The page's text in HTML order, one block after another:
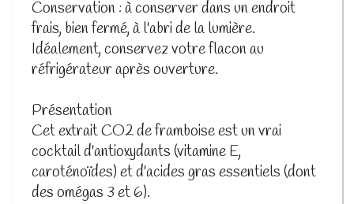
Conservation : à conserver dans un endroit
frais, bien fermé, à l'abri de la lumière.
Idéalement, conservez votre flacon au
réfrigérateur après ouverture.
Présentation
Cet extrait CO2 de framboise est un vrai
cocktail d'antioxydants (vitamine E,
caroténoïdes) et d'acides gras essentiels (dont
des omégas 3 et 6).